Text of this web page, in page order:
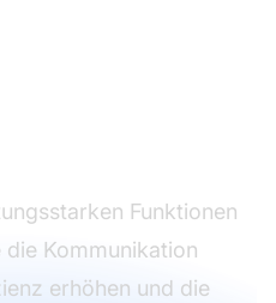
Funktionen
Kommunikation
erhöhen und die